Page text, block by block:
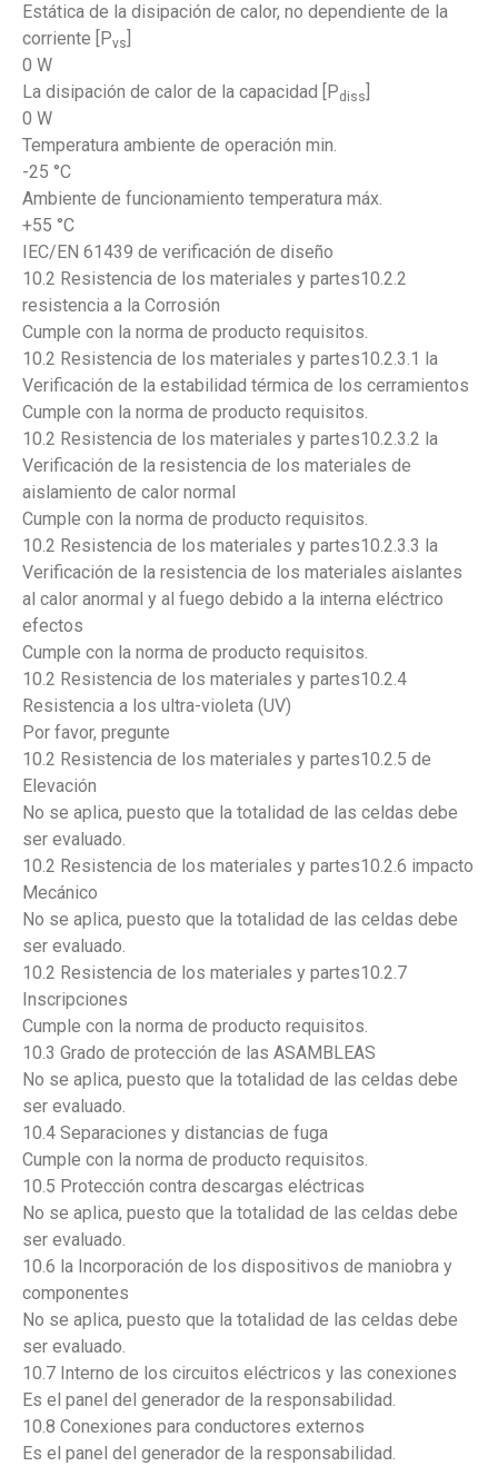
Estática de la disipación de calor, no dependiente de la
corriente [Pvs
0 W
La disipación de calor de la capacidad [Pdiss
0 W
Temperatura ambiente de operación min.
-25 °C
Ambiente de funcionamiento temperatura máx.
+55 °C
IEC/EN 61439 de verificación de diseño
10.2 Resistencia de los materiales y partes10.2.2
resistencia a la Corrosión
Cumple con la norma de producto requisitos.
10.2 Resistencia de los materiales y partes10.2.3.1 la
Verificación de la estabilidad térmica de los cerramientos
Cumple con la norma de producto requisitos.
10.2 Resistencia de los materiales y partes10.2.3.2 la
Verificación de la resistencia de los materiales de
aislamiento de calor normal
Cumple con la norma de producto requisitos.
10.2 Resistencia de los materiales y partes10.2.3.3 la
Verificación de la resistencia de los materiales aislantes
al calor anormal y al fuego debido a la interna eléctrico
efectos
Cumple con la norma de producto requisitos.
10.2 Resistencia de los materiales y partes10.2.4
Resistencia a los ultra-violeta (UV)
Por favor, pregunte
10.2 Resistencia de los materiales y partes10.2.5 de
Elevación
No se aplica, puesto que la totalidad de las celdas debe
ser evaluado.
10.2 Resistencia de los materiales y partes10.2.6 impacto
Mecánico
No se aplica, puesto que la totalidad de las celdas debe
ser evaluado.
10.2 Resistencia de los materiales y partes10.2.7
Inscripciones
Cumple con la norma de producto requisitos.
10.3 Grado de protección de las ASAMBLEAS
No se aplica, puesto que la totalidad de las celdas debe
ser evaluado.
10.4 Separaciones y distancias de fuga
Cumple con la norma de producto requisitos.
10.5 Protección contra descargas eléctricas
No se aplica, puesto que la totalidad de las celdas debe
ser evaluado.
10.6 la Incorporación de los dispositivos de maniobra y
componentes
No se aplica, puesto que la totalidad de las celdas debe
ser evaluado.
10.7 Interno de los circuitos eléctricos y las conexiones
Es el panel del generador de la responsabilidad.
10.8 Conexiones para conductores externos
Es el panel del generador de la responsabilidad.